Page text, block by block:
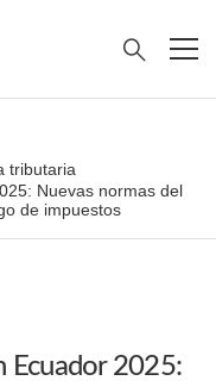
tributaria
Nuevas normas del
de impuestos
Ecuador 2025: